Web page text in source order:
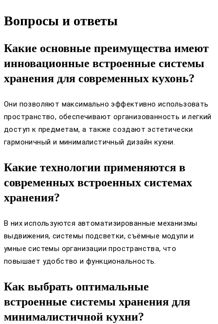
Вопросы и ответы
Какие основные преимущества имеют
инновационные встроенные системы
хранения для современных кухонь?
Они позволяют максимально эффективно использовать
пространство, обеспечивают организованность и легкий
доступ к предметам, а также создают эстетически
гармоничный и минималистичный дизайн кухни.
Какие технологии применяются в
современных встроенных системах
хранения?
В них используются автоматизированные механизмы
выдвижения, системы подсветки, съёмные модули и
умные системы организации пространства, что
повышает удобство и функциональность.
Как выбрать оптимальные
встроенные системы хранения для
минималистичной кухни?